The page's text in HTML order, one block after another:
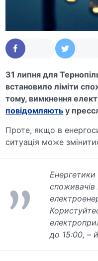
31 липня для
встановило ліміти
тому, вимкнення
повідомляють у
Проте, якщо в
ситуація може
Енергетики
до 15:00, –